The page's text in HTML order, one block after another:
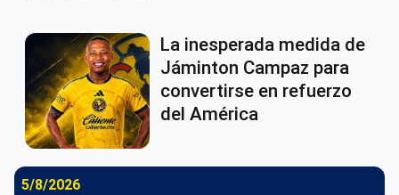
La inesperada medida de
Jáminton Campaz para
convertirse en refuerzo
del América
5/8/2026